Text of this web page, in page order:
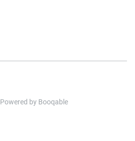
Powered by Booqable